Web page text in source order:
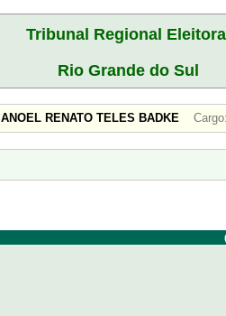
Tribunal Regional
Rio Grande do Sul
RENATO TELES BADKE